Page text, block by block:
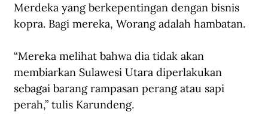
Merdeka yang berkepentingan dengan bisnis
kopra. Bagi mereka, Worang adalah hambatan.
“Mereka melihat bahwa dia tidak akan
membiarkan Sulawesi Utara diperlakukan
sebagai barang rampasan perang atau sapi
perah,” tulis Karundeng.